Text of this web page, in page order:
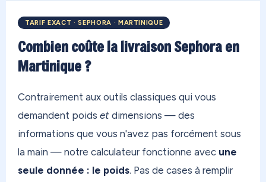
TARIF EXACT · SEPHORA · MARTINIQUE
Combien coûte la livraison Sephora en
Martinique ?
Contrairement aux outils classiques qui vous
demandent poids et dimensions — des
informations que vous n'avez pas forcément sous
la main — notre calculateur fonctionne avec une
seule donnée : le poids. Pas de cases à remplir